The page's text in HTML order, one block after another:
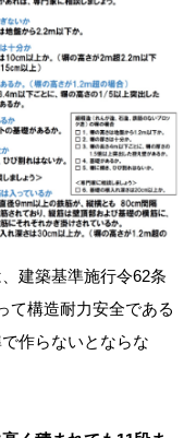
建築基準施行令62条
て構造耐力安全である
作らないとならな